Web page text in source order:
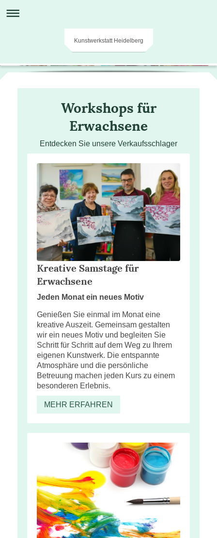
Kunstwerkstatt Heidelberg
Workshops für
Erwachsene
Entdecken Sie unsere Verkaufsschlager
Kreative Samstage für
Erwachsene
Jeden Monat ein neues Motiv
Genießen Sie einmal im Monat eine
kreative Auszeit. Gemeinsam gestalten
wir ein neues Motiv und begleiten Sie
Schritt für Schritt auf dem Weg zu Ihrem
eigenen Kunstwerk. Die entspannte
Atmosphäre und die persönliche
Betreuung machen jeden Kurs zu einem
besonderen Erlebnis.
MEHR ERFAHREN